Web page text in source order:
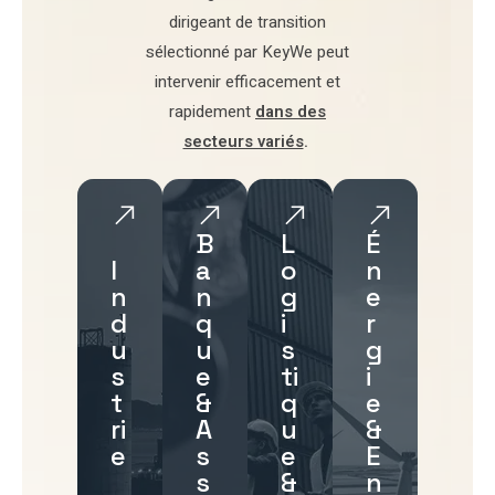
dirigeant de transition
sélectionné par KeyWe peut
intervenir efficacement et
rapidement dans des
secteurs variés.
I
n
d
u
s
t
ri
e
B
a
n
q
u
e
&
A
s
s
L
o
g
i
s
ti
q
u
e
&
É
n
e
r
g
i
e
&
E
n